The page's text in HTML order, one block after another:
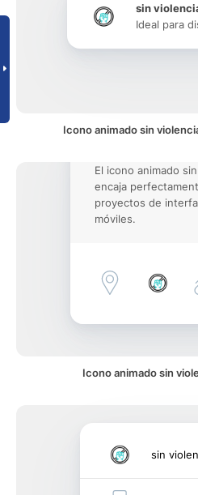
sin
Ideal para
Icono animado sin
El icono animado
encaja
proyectos de
móviles.
Icono animado sin
sin